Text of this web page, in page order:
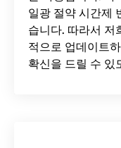
일광 절약 시간제
습니다. 따라서 저
적으로 업데이트
확신을 드릴 수 있